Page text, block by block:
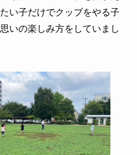
い子だけでクッブをやる子
いの楽しみ方をしていまし